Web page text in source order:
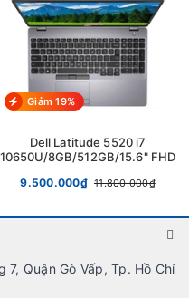
Giảm 19%
Dell Latitude 5520 i7
10650U/8GB/512GB/15.6" FHD
9.500.000₫ 11.800.000₫
Quận Gò Vấp, Tp. Hồ Chí